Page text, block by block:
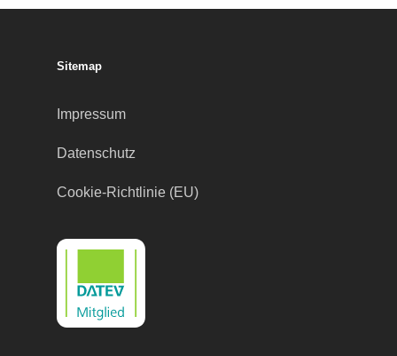
Sitemap
Impressum
Datenschutz
Cookie-Richtlinie (EU)